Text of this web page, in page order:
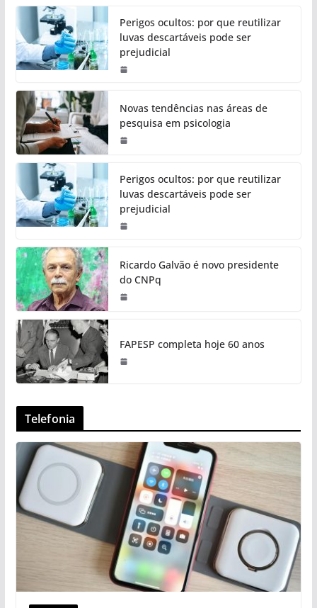
Perigos ocultos: por que reutilizar
luvas descartáveis pode ser
prejudicial
Novas tendências nas áreas de
pesquisa em psicologia
Perigos ocultos: por que reutilizar
luvas descartáveis pode ser
prejudicial
Ricardo Galvão é novo presidente
do CNPq
FAPESP completa hoje 60 anos
Telefonia